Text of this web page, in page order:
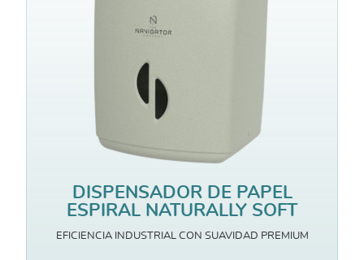
DISPENSADOR DE PAPEL
ESPIRAL NATURALLY SOFT
EFICIENCIA INDUSTRIAL CON SUAVIDAD PREMIUM